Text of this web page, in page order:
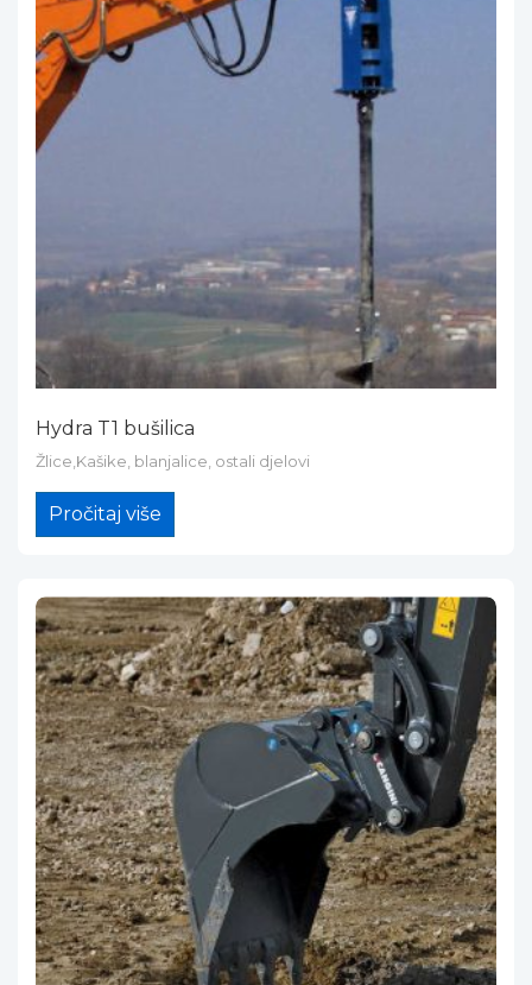
Hydra T1 bušilica
Žlice,Kašike, blanjalice, ostali djelovi
Pročitaj više